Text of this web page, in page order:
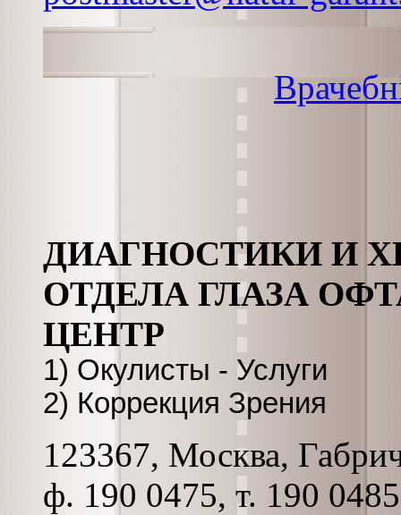
ДИАГНОСТИКИ И
ОТДЕЛА ГЛАЗА
ЦЕНТР
1) Окулисты - Услуги
2) Коррекция Зрения
123367, Москва,
ф. 190 0475, т. 190 0485